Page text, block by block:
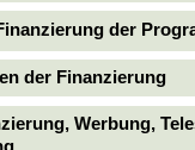
der
der Finanzierung
Werbung,